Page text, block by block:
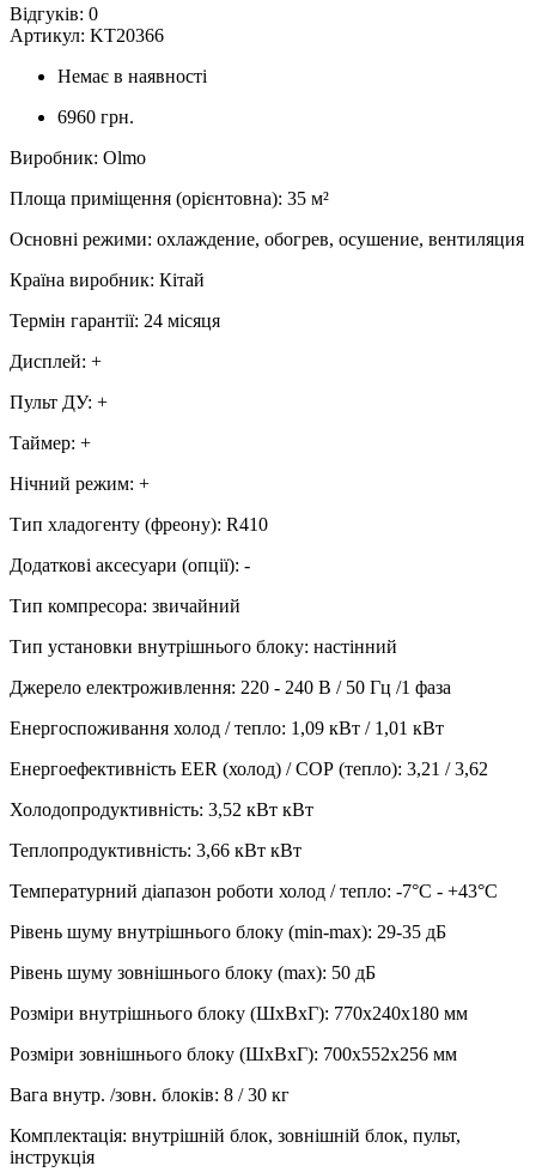
Відгуків: 0
Артикул: KT20366
Немає в наявності
6960 грн.
Виробник: Olmo
Площа приміщення (орієнтовна): 35 м²
Основні режими: охлаждение, обогрев, осушение, вентиляция
Країна виробник: Кітай
Термін гарантії: 24 місяця
Дисплей: +
Пульт ДУ: +
Таймер: +
Нічний режим: +
Тип хладогенту (фреону): R410
Додаткові аксесуари (опції): -
Тип компресора: звичайний
Тип установки внутрішнього блоку: настінний
Джерело електроживлення: 220 - 240 В / 50 Гц /1 фаза
Енергоспоживання холод / тепло: 1,09 кВт / 1,01 кВт
Енергоефективність EER (холод) / СОР (тепло): 3,21 / 3,62
Холодопродуктивність: 3,52 кВт кВт
Теплопродуктивність: 3,66 кВт кВт
Температурний діапазон роботи холод / тепло: -7°С - +43°С
Рівень шуму внутрішнього блоку (min-max): 29-35 дБ
Рівень шуму зовнішнього блоку (max): 50 дБ
Розміри внутрішнього блоку (ШхВхГ): 770х240х180 мм
Розміри зовнішнього блоку (ШхВхГ): 700х552х256 мм
Вага внутр. /зовн. блоків: 8 / 30 кг
Комплектація: внутрішній блок, зовнішній блок, пульт,
інструкція